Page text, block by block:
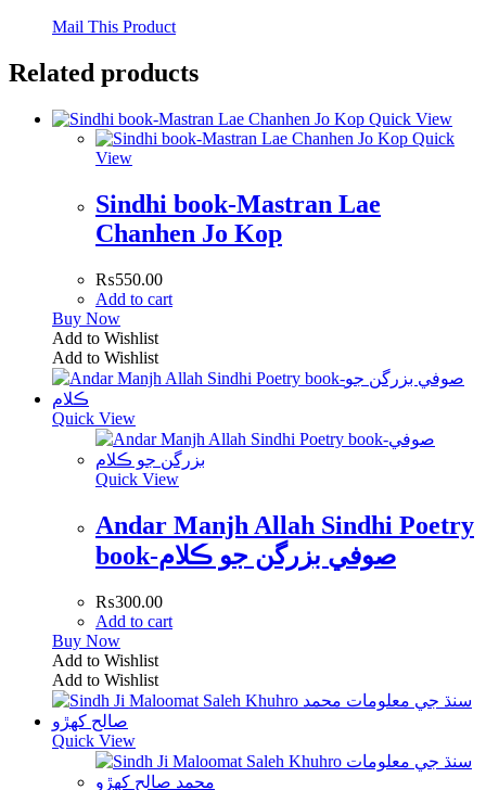
Mail This Product
Related products
Quick View
Quick
View
Sindhi book-Mastran Lae
Chanhen Jo Kop
₨550.00
Add to cart
Buy Now
Add to Wishlist
Add to Wishlist
Quick View
Quick View
Andar Manjh Allah Sindhi Poetry
book-صوفي بزرگن جو ڪلام
₨300.00
Add to cart
Buy Now
Add to Wishlist
Add to Wishlist
Quick View